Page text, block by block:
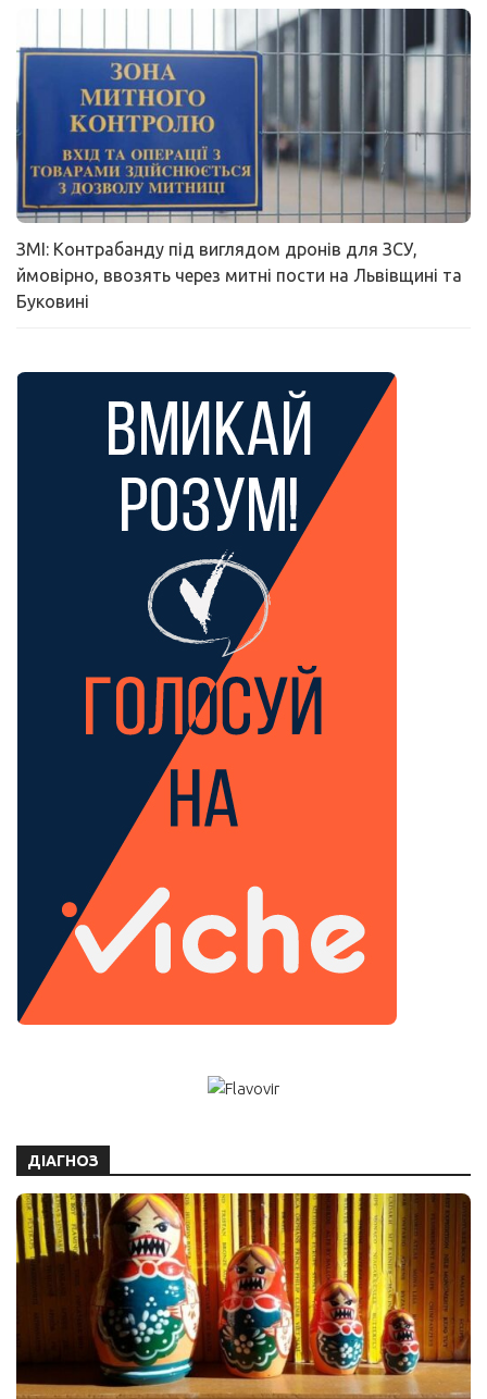
ЗМІ: Контрабанду під виглядом дронів для ЗСУ,
ймовірно, ввозять через митні пости на Львівщині та
Буковині
ДІАГНОЗ